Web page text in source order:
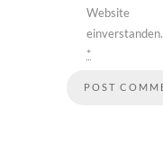
Website
einverstanden.
*